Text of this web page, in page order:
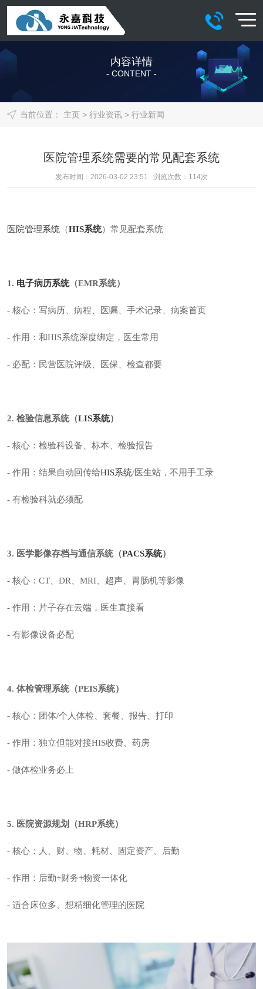
内容详情
- CONTENT -
当前位置： 主页> 行业资讯> 行业新闻
医院管理系统需要的常见配套系统
发布时间：2026-03-02 23:51 浏览次数： 114次
医院管理系统（HIS系统）常见配套系统
1. 电子病历系统（EMR系统）
- 核心：写病历、病程、医嘱、手术记录、病案首页
- 作用：和HIS系统深度绑定，医生常用
- 必配：民营医院评级、医保、检查都要
2. 检验信息系统（LIS系统）
- 核心：检验科设备、标本、检验报告
- 作用：结果自动回传给HIS系统/医生站，不用手工录
- 有检验科就必须配
3. 医学影像存档与通信系统（PACS系统）
- 核心：CT、DR、MRI、超声、胃肠机等影像
- 作用：片子存在云端，医生直接看
- 有影像设备必配
4. 体检管理系统（PEIS系统）
- 核心：团体/个人体检、套餐、报告、打印
- 作用：独立但能对接HIS收费、药房
- 做体检业务必上
5. 医院资源规划（HRP系统）
- 核心：人、财、物、耗材、固定资产、后勤
- 作用：后勤+财务+物资一体化
- 适合床位多、想精细化管理的医院